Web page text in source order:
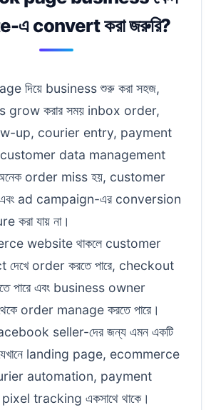
এ convert করা জরুরি?
দিয়ে business শুরু করা সহজ,
grow করার সময় inbox order,
up, courier entry, payment
data management
অনেক order miss হয়, customer
এবং ad campaign-এর conversion
করা যায় না।
website থাকলে customer
দেখে order করতে পারে, checkout
পারে এবং business owner
order manage করতে পারে।
seller-দের জন্য এমন একটি
landing page, ecommerce
automation, payment
tracking একসাথে থাকে।